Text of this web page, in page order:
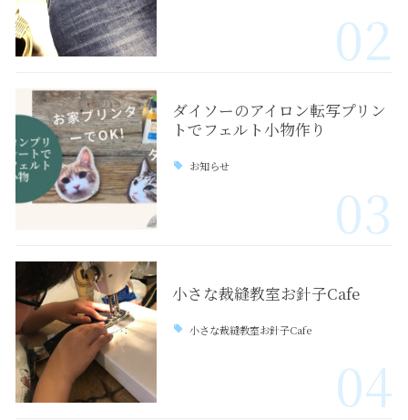
02
ダイソーのアイロン転写プリン
トでフェルト小物作り
お知らせ
03
小さな裁縫教室お針子Cafe
小さな裁縫教室お針子Cafe
04